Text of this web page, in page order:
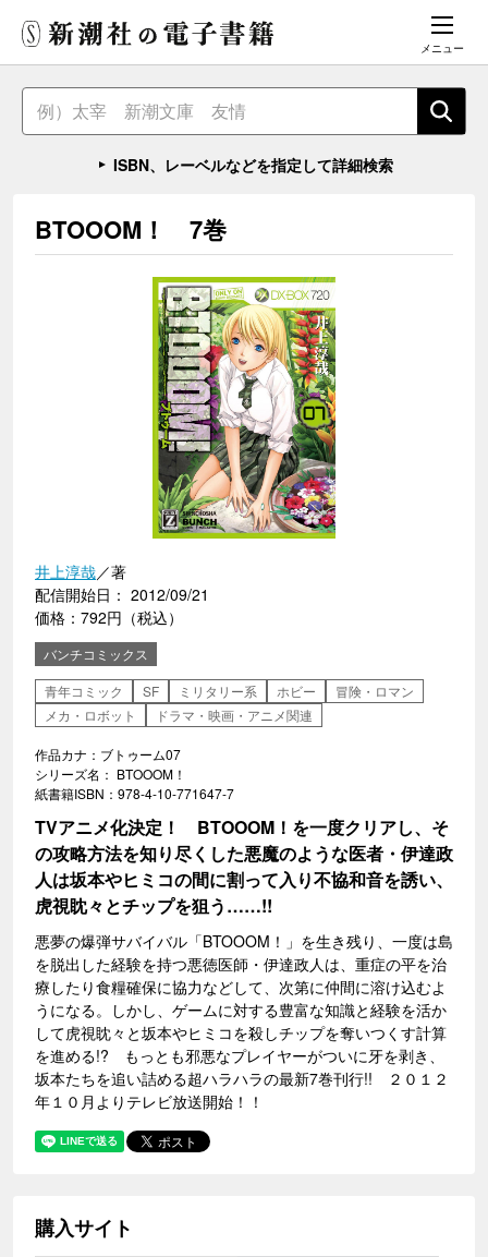
メニュー
ISBN、レーベルなどを指定して詳細検索
BTOOOM！ 7巻
井上淳哉／著
配信開始日： 2012/09/21
価格：792円（税込）
バンチコミックス
青年コミック
SF ミリタリー系 ホビー
冒険・ロマン
メカ・ロボット
ドラマ・映画・アニメ関連
作品カナ：ブトゥーム07
シリーズ名： BTOOOM！
紙書籍ISBN：978-4-10-771647-7
TVアニメ化決定！ BTOOOM！を一度クリアし、そ
の攻略方法を知り尽くした悪魔のような医者・伊達政
人は坂本やヒミコの間に割って入り不協和音を誘い、
虎視眈々とチップを狙う……!!
悪夢の爆弾サバイバル「BTOOOM！」を生き残り、一度は島
を脱出した経験を持つ悪徳医師・伊達政人は、重症の平を治
療したり食糧確保に協力などして、次第に仲間に溶け込むよ
うになる。しかし、ゲームに対する豊富な知識と経験を活か
して虎視眈々と坂本やヒミコを殺しチップを奪いつくす計算
を進める!? もっとも邪悪なプレイヤーがついに牙を剥き、
坂本たちを追い詰める超ハラハラの最新7巻刊行!! ２０１２
年１０月よりテレビ放送開始！！
購入サイト